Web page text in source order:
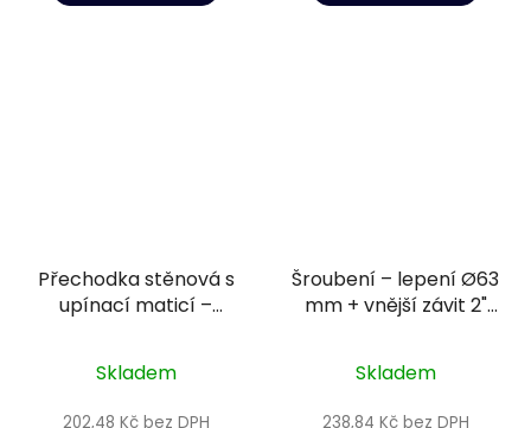
Přechodka stěnová s
upínací maticí –
Skladem
202,48 Kč bez DPH
Šroubení – lepení Ø63
mm + vnější závit 2"
Skladem
238,84 Kč bez DPH